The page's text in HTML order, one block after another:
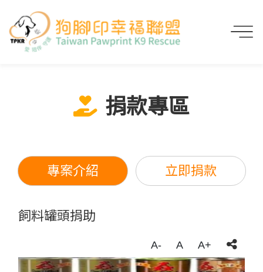
捐款專區
專案介紹 立即捐款
飼料罐頭捐助
A- A A+